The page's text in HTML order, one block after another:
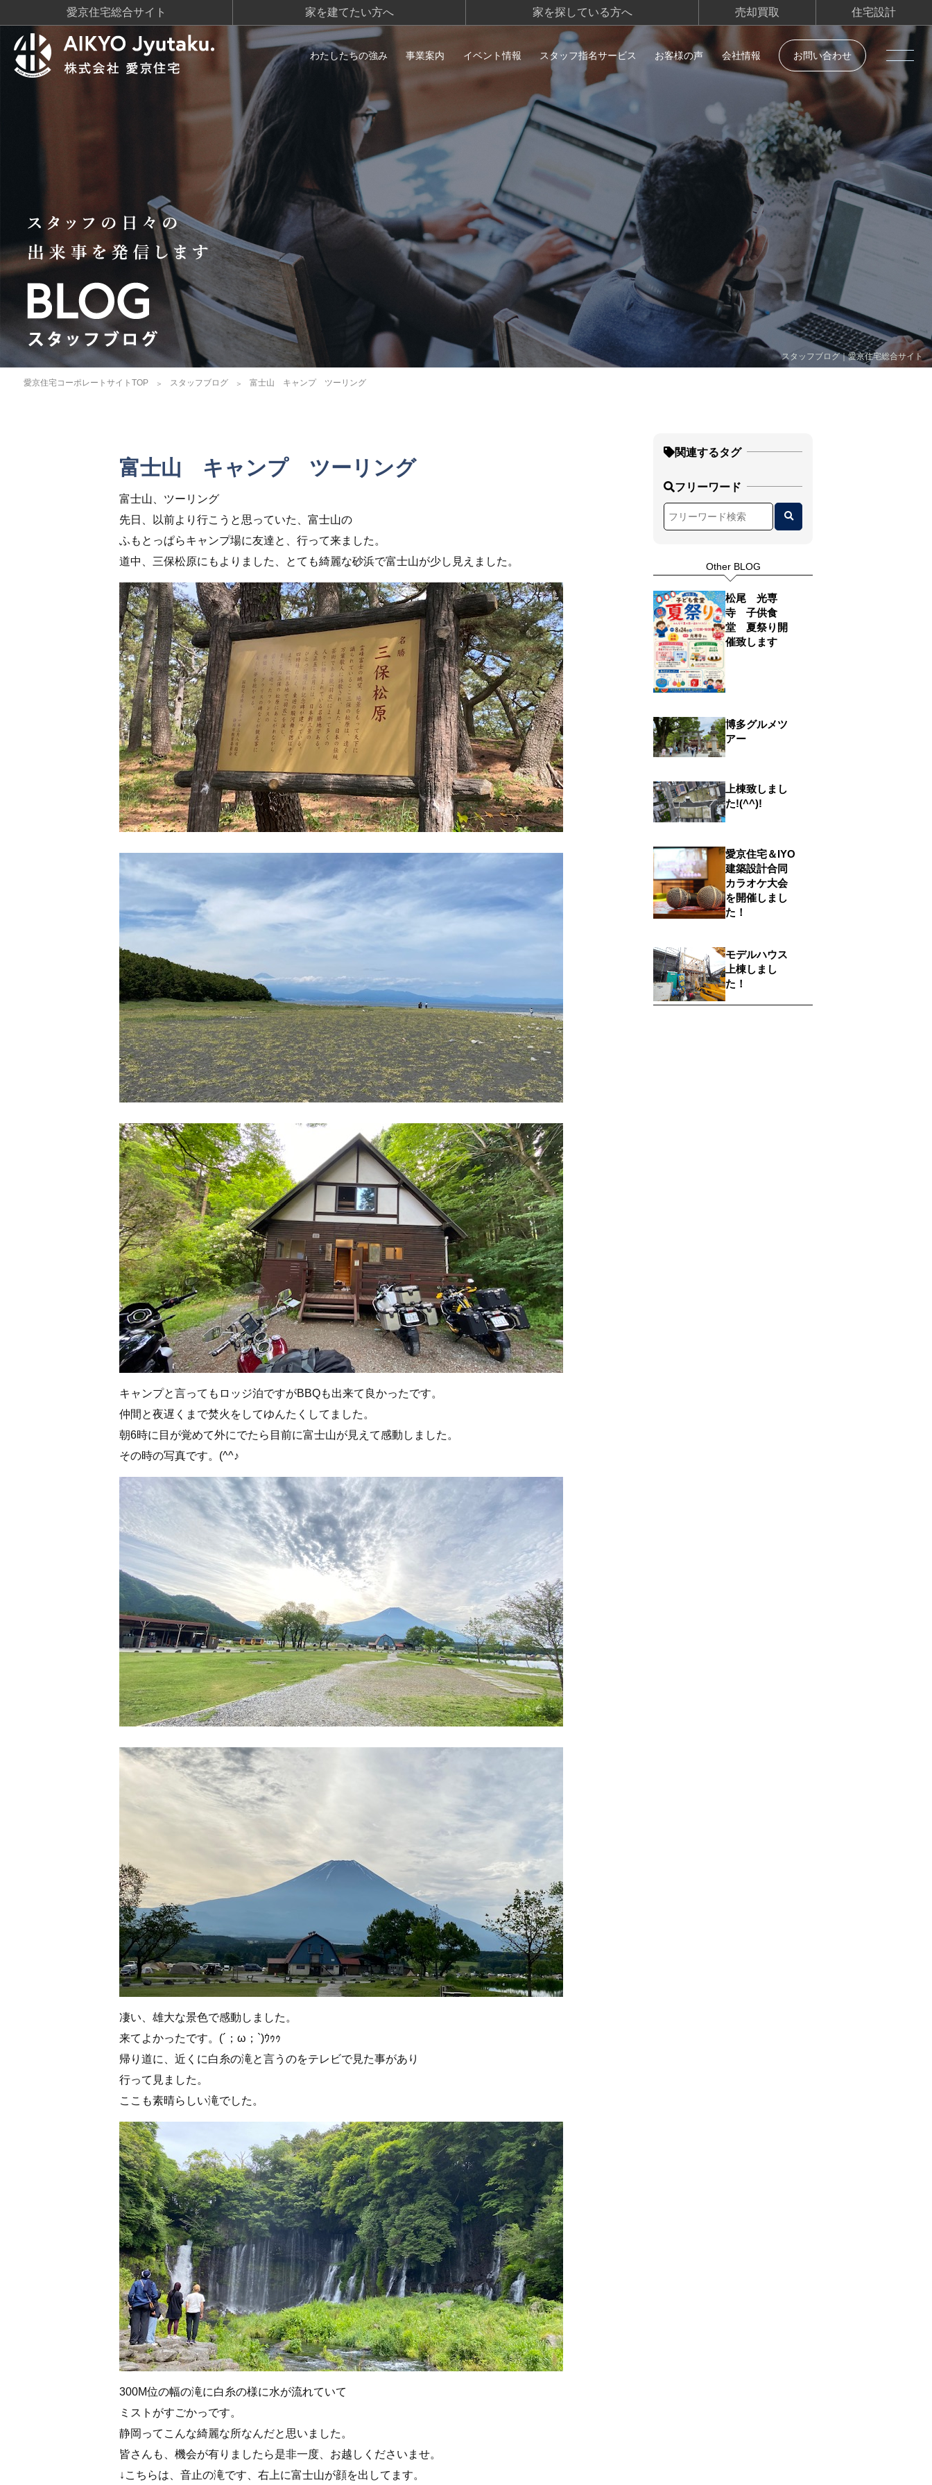
愛京住宅総合サイト 家を建てたい方へ 家を探している方へ 売却買取 住宅設計
わたしたちの強み 事業案内 イベント情報 スタッフ指名サービス お客様の声 会社情報 お問い合わせ
スタッフブログ｜愛京住宅総合サイト
愛京住宅コーポレートサイトTOP スタッフブログ 富士山 キャンプ ツーリング
富士山 キャンプ ツーリング
富士山、ツーリング
先日、以前より行こうと思っていた、富士山の
ふもとっぱらキャンプ場に友達と、行って来ました。
道中、三保松原にもよりました、とても綺麗な砂浜で富士山が少し見えました。
キャンプと言ってもロッジ泊ですがBBQも出来て良かったです。
仲間と夜遅くまで焚火をしてゆんたくしてました。
朝6時に目が覚めて外にでたら目前に富士山が見えて感動しました。
その時の写真です。(^^♪
凄い、雄大な景色で感動しました。
来てよかったです。(´；ω；`)ｳｩｩ
帰り道に、近くに白糸の滝と言うのをテレビで見た事があり
行って見ました。
ここも素晴らしい滝でした。
300M位の幅の滝に白糸の様に水が流れていて
ミストがすごかっです。
静岡ってこんな綺麗な所なんだと思いました。
皆さんも、機会が有りましたら是非一度、お越しくださいませ。
↓こちらは、音止の滝です、右上に富士山が顔を出してます。
関連するタグ
フリーワード
Other BLOG